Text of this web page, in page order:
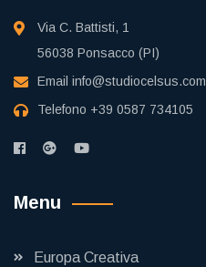
Via C. Battisti, 1
56038 Ponsacco (PI)
Email info@studiocelsus.com
Telefono +39 0587 734105
Menu
Europa Creativa